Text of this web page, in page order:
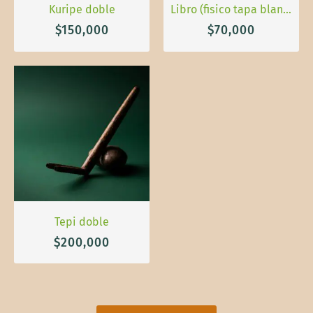
Kuripe doble
$150,000
Libro (fisico tapa blanda): El llamado del Rapé
$70,000
Tepi doble
$200,000